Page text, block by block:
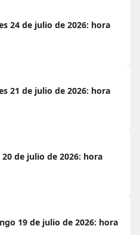
24 de julio de 2026: hora
21 de julio de 2026: hora
de julio de 2026: hora
19 de julio de 2026: hora